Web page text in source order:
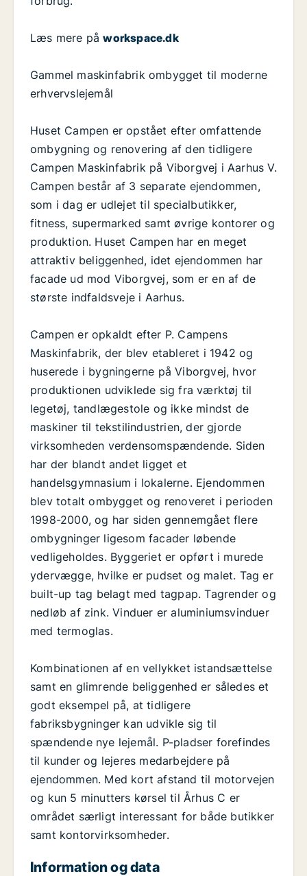
Læs mere påworkspace.dk
Gammel maskinfabrik ombygget til moderne
erhvervslejemål
Huset Campen er opstået efter omfattende
ombygning og renovering af den tidligere
Campen Maskinfabrik på Viborgvej i Aarhus V.
Campen består af 3 separate ejendommen,
som i dag er udlejet til specialbutikker,
fitness, supermarked samt øvrige kontorer og
produktion. Huset Campen har en meget
attraktiv beliggenhed, idet ejendommen har
facade ud mod Viborgvej, som er en af de
største indfaldsveje i Aarhus.
Campen er opkaldt efter P. Campens
Maskinfabrik, der blev etableret i 1942 og
huserede i bygningerne på Viborgvej, hvor
produktionen udviklede sig fra værktøj til
legetøj, tandlægestole og ikke mindst de
maskiner til tekstilindustrien, der gjorde
virksomheden verdensomspændende. Siden
har der blandt andet ligget et
handelsgymnasium i lokalerne. Ejendommen
blev totalt ombygget og renoveret i perioden
1998-2000, og har siden gennemgået flere
ombygninger ligesom facader løbende
vedligeholdes. Byggeriet er opført i murede
ydervægge, hvilke er pudset og malet. Tag er
built-up tag belagt med tagpap. Tagrender og
nedløb af zink. Vinduer er aluminiumsvinduer
med termoglas.
Kombinationen af en vellykket istandsættelse
samt en glimrende beliggenhed er således et
godt eksempel på, at tidligere
fabriksbygninger kan udvikle sig til
spændende nye lejemål. P-pladser forefindes
til kunder og lejeres medarbejdere på
ejendommen. Med kort afstand til motorvejen
og kun 5 minutters kørsel til Århus C er
området særligt interessant for både butikker
samt kontorvirksomheder.
Information og data